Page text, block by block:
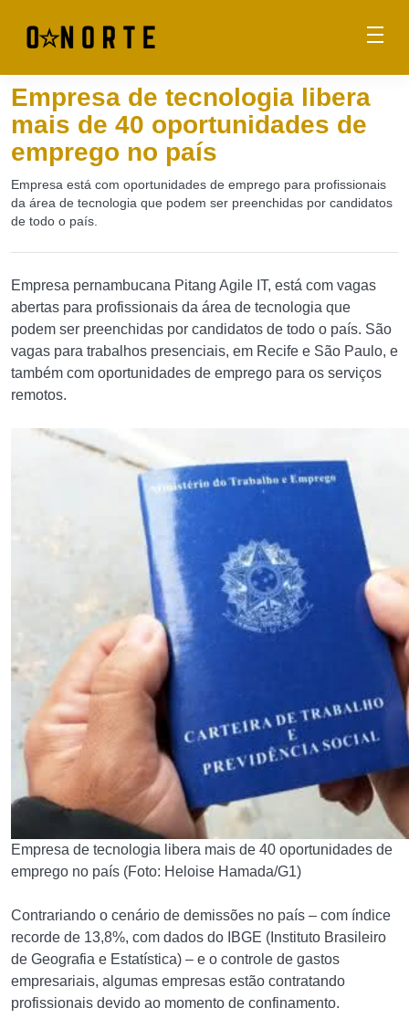
Empresa de tecnologia libera
mais de 40 oportunidades de
emprego no país
Empresa está com oportunidades de emprego para profissionais
da área de tecnologia que podem ser preenchidas por candidatos
de todo o país.
Empresa pernambucana Pitang Agile IT, está com vagas
abertas para profissionais da área de tecnologia que
podem ser preenchidas por candidatos de todo o país. São
vagas para trabalhos presenciais, em Recife e São Paulo, e
também com oportunidades de emprego para os serviços
remotos.
Empresa de tecnologia libera mais de 40 oportunidades de
emprego no país (Foto: Heloise Hamada/G1)
Contrariando o cenário de demissões no país – com índice
recorde de 13,8%, com dados do IBGE (Instituto Brasileiro
de Geografia e Estatística) – e o controle de gastos
empresariais, algumas empresas estão contratando
profissionais devido ao momento de confinamento.